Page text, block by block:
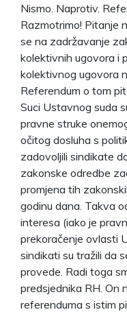
Nismo. Naprotiv.
Razmotrimo! Pitanje
se na zadržavanje
kolektivnih ugovora i
kolektivnog ugovora
Referendum o tom
Suci Ustavnog suda
pravne struke
očitog dosluha s
zadovoljili sindikate
zakonske odredbe
promjena tih
godinu dana. Takva
interesa (iako je
prekoračenje ovlasti
sindikati su tražili da
provede. Radi toga
predsjednika RH. On
referenduma s istim